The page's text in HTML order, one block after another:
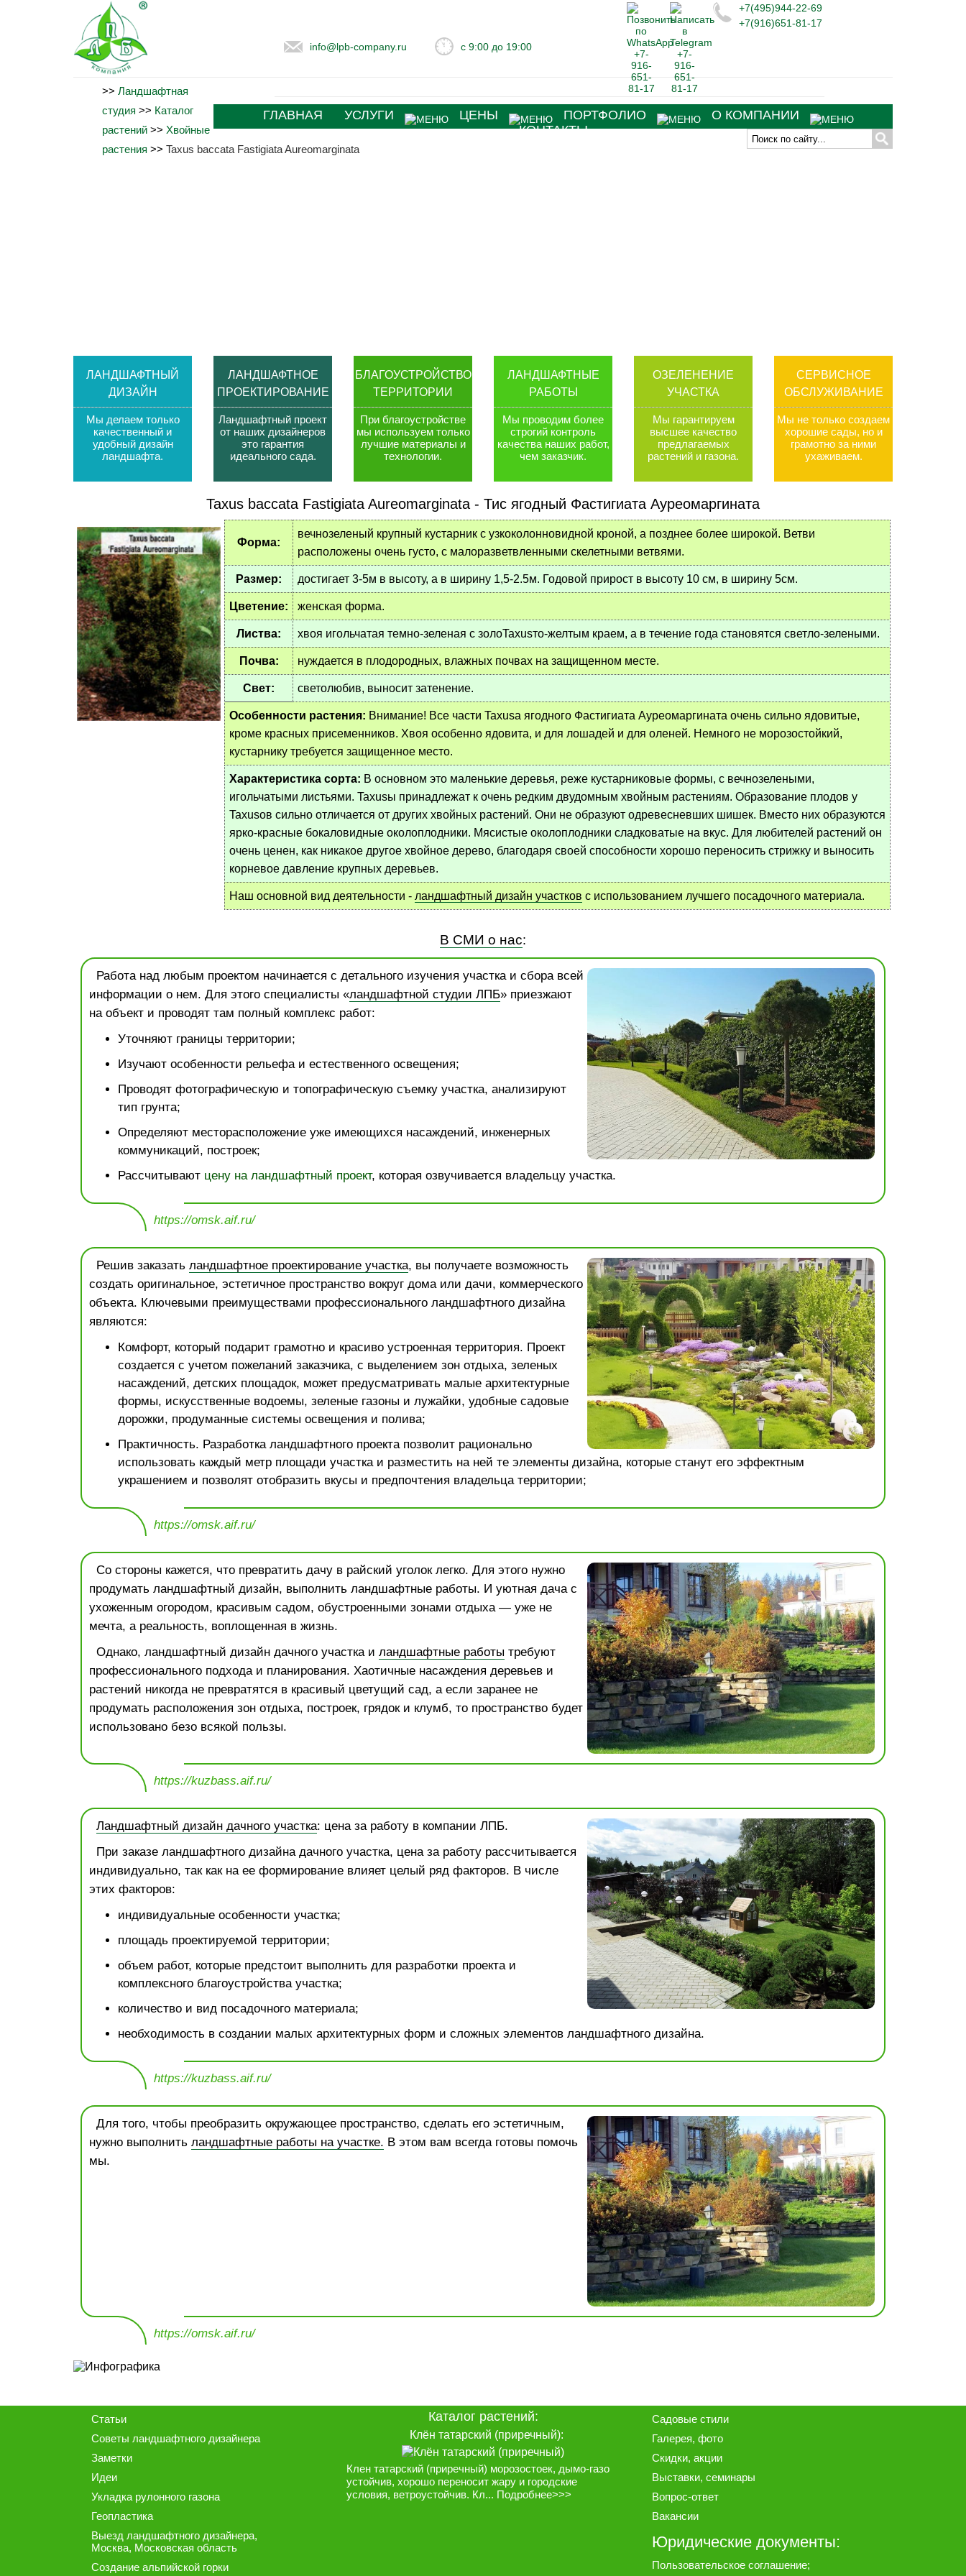
Taxus baccata Fastigiata Aureomarginata - Тис ягодный Фастигиата Ауреомаргината
Форма:
вечнозеленый крупный кустарник с узкоколонновидной кроной, а позднее более широкой. Ветви
расположены очень густо, с малоразветвленными скелетными ветвями.
Размер: достигает 3-5м в высоту, а в ширину 1,5-2.5м. Годовой прирост в высоту 10 см, в ширину 5см.
Цветение: женская форма.
Листва: хвоя игольчатая темно-зеленая с золоTaxusто-желтым краем, а в течение года становятся светло-зелеными.
Почва: нуждается в плодородных, влажных почвах на защищенном месте.
Свет: светолюбив, выносит затенение.
Особенности растения: Внимание! Все части Taxusа ягодного Фастигиата Ауреомаргината очень сильно ядовитые,
кроме красных присеменников. Хвоя особенно ядовита, и для лошадей и для оленей. Немного не морозостойкий,
кустарнику требуется защищенное место.
Характеристика сорта: В основном это маленькие деревья, реже кустарниковые формы, с вечнозелеными,
игольчатыми листьями. Taxusы принадлежат к очень редким двудомным хвойным растениям. Образование плодов у
Taxusов сильно отличается от других хвойных растений. Они не образуют одревесневших шишек. Вместо них образуются
ярко-красные бокаловидные околоплодники. Мясистые околоплодники сладковатые на вкус. Для любителей растений он
очень ценен, как никакое другое хвойное дерево, благодаря своей способности хорошо переносить стрижку и выносить
корневое давление крупных деревьев.
Наш основной вид деятельности - ландшафтный дизайн участков с использованием лучшего посадочного материала.
В СМИ о нас:
Работа над любым проектом начинается с детального изучения участка и сбора всей
информации о нем. Для этого специалисты «ландшафтной студии ЛПБ» приезжают
на объект и проводят там полный комплекс работ:
Уточняют границы территории;
Изучают особенности рельефа и естественного освещения;
Проводят фотографическую и топографическую съемку участка, анализируют
тип грунта;
Определяют месторасположение уже имеющихся насаждений, инженерных
коммуникаций, построек;
Рассчитывают цену на ландшафтный проект, которая озвучивается владельцу участка.
https://omsk.aif.ru/
Решив заказать ландшафтное проектирование участка, вы получаете возможность
создать оригинальное, эстетичное пространство вокруг дома или дачи, коммерческого
объекта. Ключевыми преимуществами профессионального ландшафтного дизайна
являются:
Комфорт, который подарит грамотно и красиво устроенная территория. Проект
создается с учетом пожеланий заказчика, с выделением зон отдыха, зеленых
насаждений, детских площадок, может предусматривать малые архитектурные
формы, искусственные водоемы, зеленые газоны и лужайки, удобные садовые
дорожки, продуманные системы освещения и полива;
Практичность. Разработка ландшафтного проекта позволит рационально
использовать каждый метр площади участка и разместить на ней те элементы дизайна, которые станут его эффектным
украшением и позволят отобразить вкусы и предпочтения владельца территории;
https://omsk.aif.ru/
Со стороны кажется, что превратить дачу в райский уголок легко. Для этого нужно
продумать ландшафтный дизайн, выполнить ландшафтные работы. И уютная дача с
ухоженным огородом, красивым садом, обустроенными зонами отдыха — уже не
мечта, а реальность, воплощенная в жизнь.
Однако, ландшафтный дизайн дачного участка и ландшафтные работы требуют
профессионального подхода и планирования. Хаотичные насаждения деревьев и
растений никогда не превратятся в красивый цветущий сад, а если заранее не
продумать расположения зон отдыха, построек, грядок и клумб, то пространство будет
использовано безо всякой пользы.
https://kuzbass.aif.ru/
Ландшафтный дизайн дачного участка: цена за работу в компании ЛПБ.
При заказе ландшафтного дизайна дачного участка, цена за работу рассчитывается
индивидуально, так как на ее формирование влияет целый ряд факторов. В числе
этих факторов:
индивидуальные особенности участка;
площадь проектируемой территории;
объем работ, которые предстоит выполнить для разработки проекта и
комплексного благоустройства участка;
количество и вид посадочного материала;
необходимость в создании малых архитектурных форм и сложных элементов ландшафтного дизайна.
https://kuzbass.aif.ru/
Для того, чтобы преобразить окружающее пространство, сделать его эстетичным,
нужно выполнить ландшафтные работы на участке. В этом вам всегда готовы помочь
мы.
https://omsk.aif.ru/
info@lpb-company.ru с 9:00 до 19:00
+7(495)944-22-69
+7(916)651-81-17
ГЛАВНАЯ УСЛУГИ ЦЕНЫ ПОРТФОЛИО
О КОМПАНИИ
КОНТАКТЫ
>> Ландшафтная
студия >> Каталог
растений >> Хвойные
растения >> Taxus baccata Fastigiata Aureomarginata
Статьи
Советы ландшафтного дизайнера
Заметки
Идеи
Укладка рулонного газона
Геопластика
Выезд ландшафтного дизайнера,
Москва, Московская область
Создание альпийской горки
Каталог растений:
Клён татарский (приречный):
Клен татарский (приречный) морозостоек, дымо-газо
устойчив, хорошо переносит жару и городские
условия, ветроустойчив. Кл... Подробнее>>>
Садовые стили
Галерея, фото
Скидки, акции
Выставки, семинары
Вопрос-ответ
Вакансии
Юридические документы:
Пользовательское соглашение;
ЛАНДШАФТНЫЙ
ДИЗАЙН
Мы делаем только
качественный и
удобный дизайн
ландшафта.
ЛАНДШАФТНОЕ
ПРОЕКТИРОВАНИЕ
Ландшафтный проект
от наших дизайнеров
это гарантия
идеального сада.
БЛАГОУСТРОЙСТВО
ТЕРРИТОРИИ
При благоустройстве
мы используем только
лучшие материалы и
технологии.
ЛАНДШАФТНЫЕ
РАБОТЫ
Мы проводим более
строгий контроль
качества наших работ,
чем заказчик.
ОЗЕЛЕНЕНИЕ
УЧАСТКА
Мы гарантируем
высшее качество
предлагаемых
растений и газона.
СЕРВИСНОЕ
ОБСЛУЖИВАНИЕ
Мы не только создаем
хорошие сады, но и
грамотно за ними
ухаживаем.